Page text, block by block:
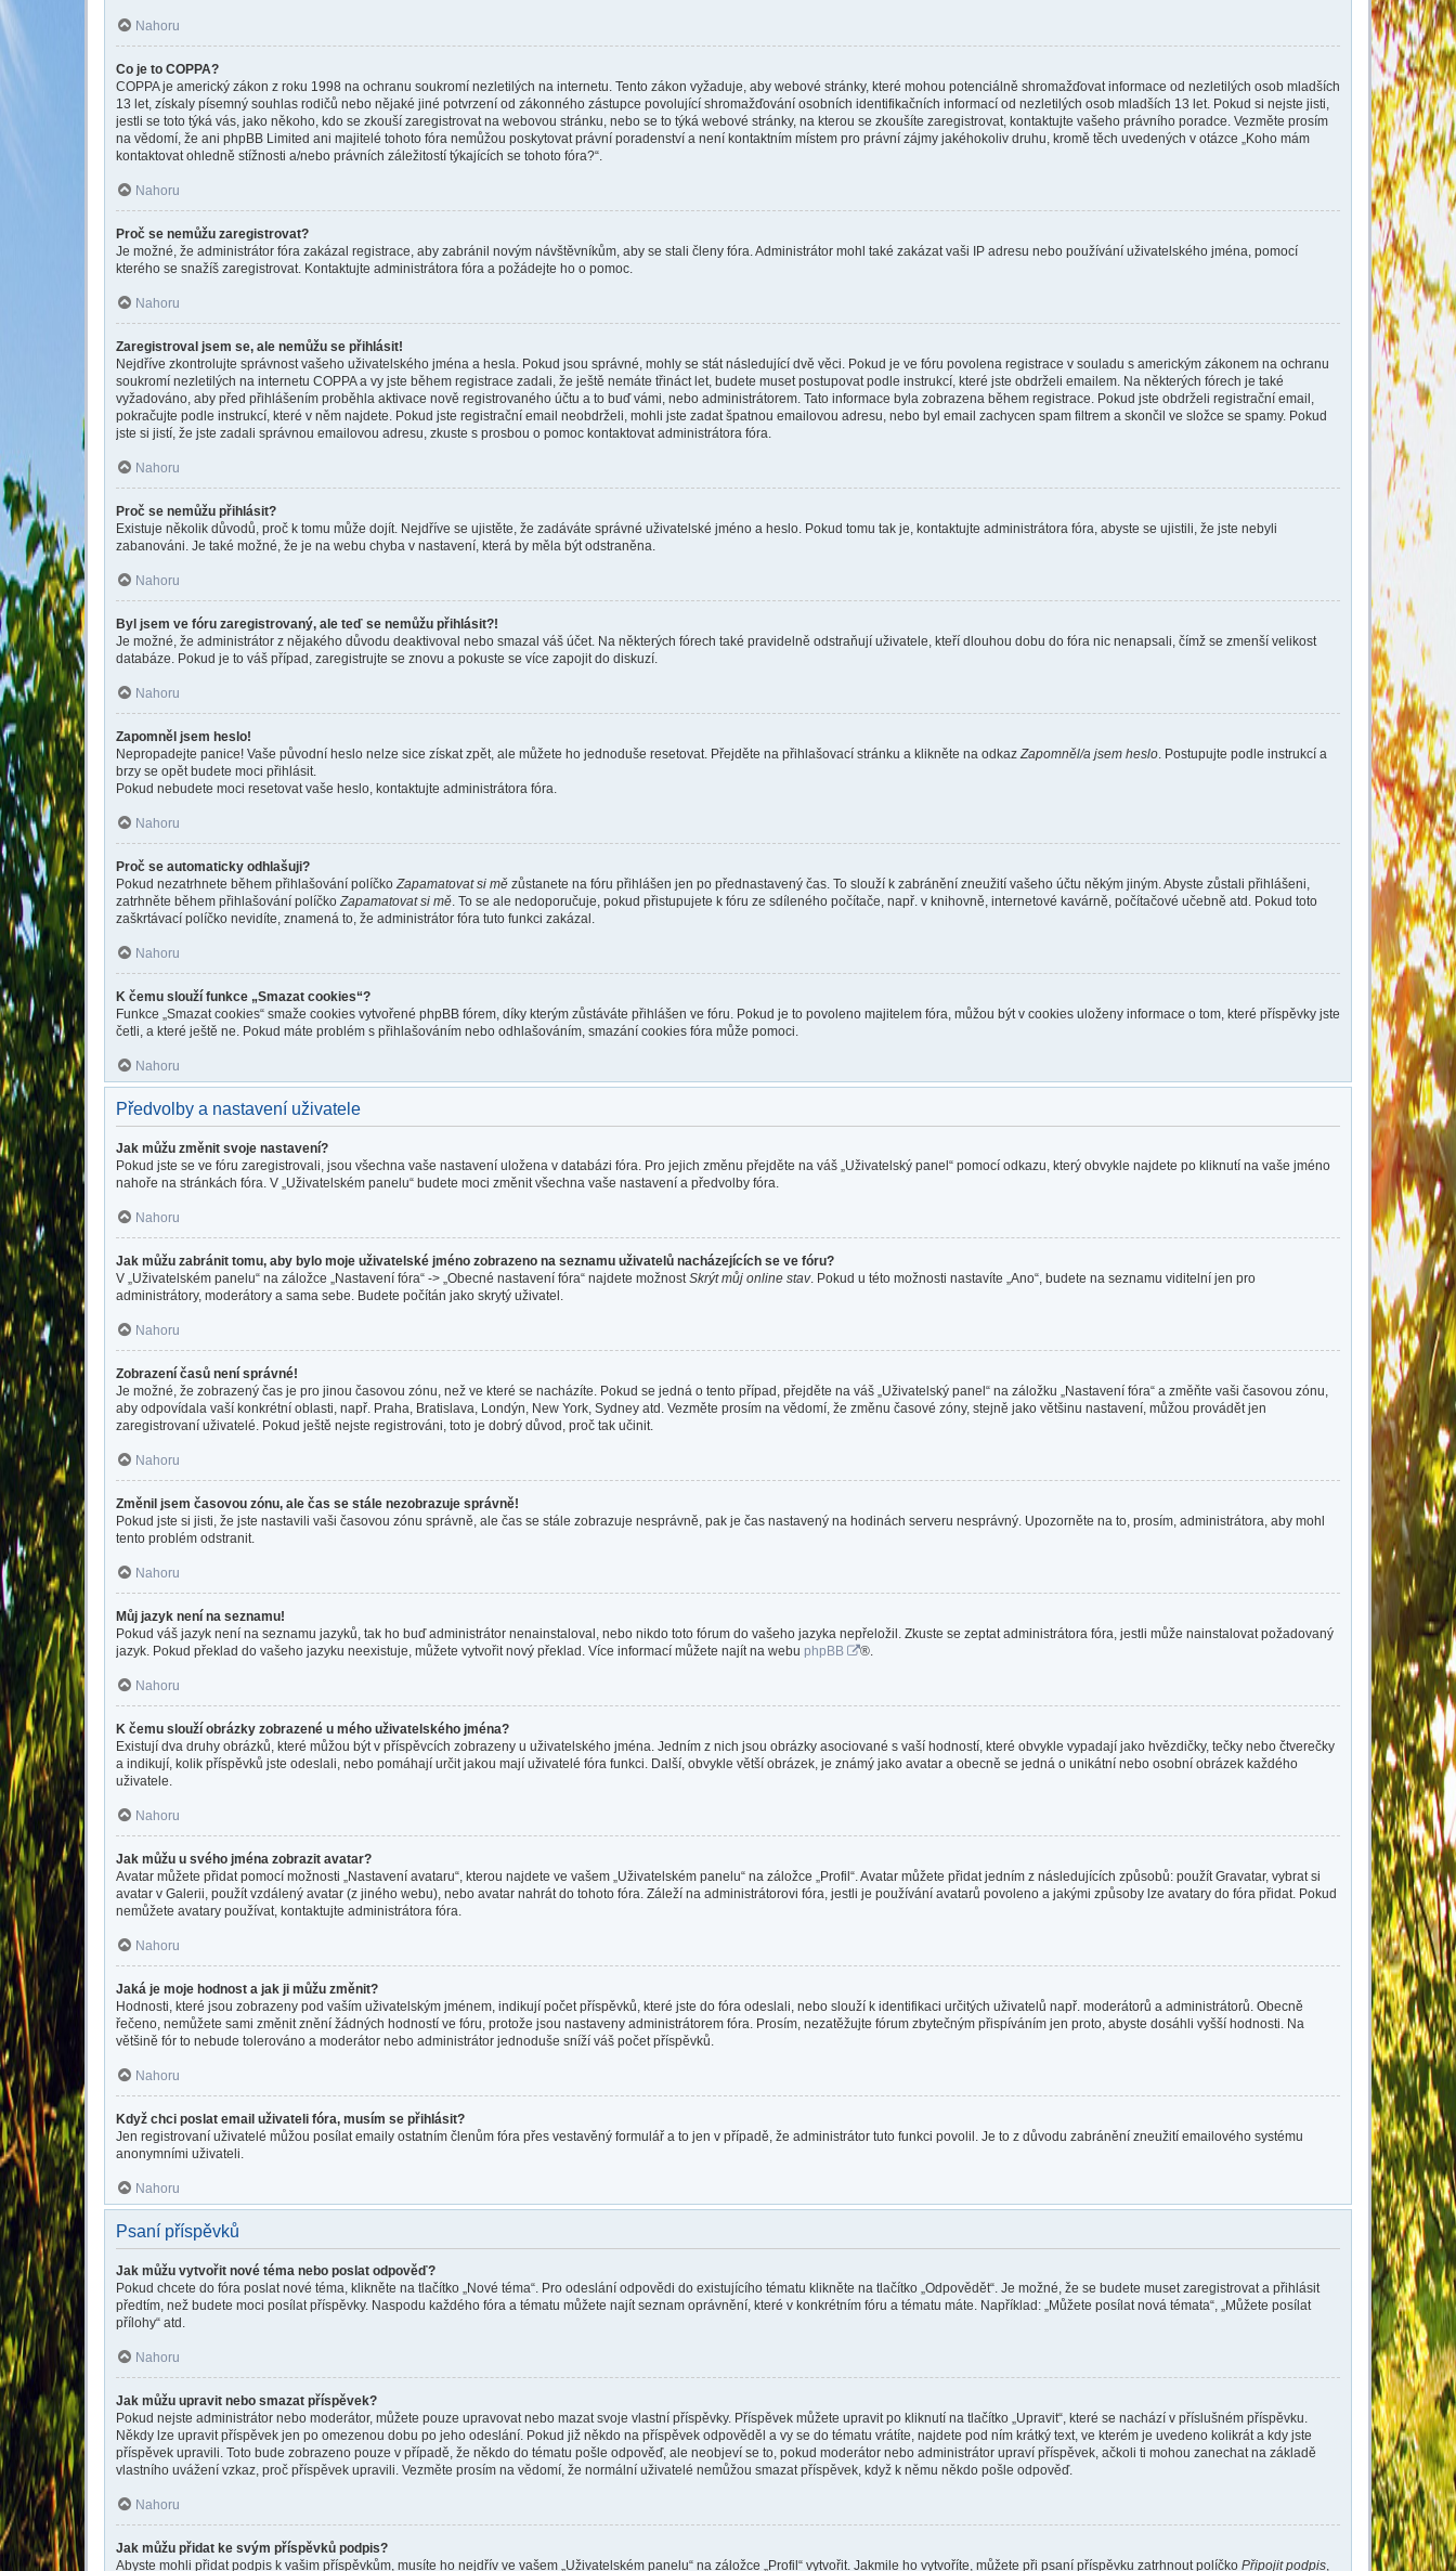
Nahoru
Co je to COPPA?
COPPA je americký zákon z roku 1998 na ochranu soukromí nezletilých na internetu. Tento zákon vyžaduje, aby webové stránky, které mohou potenciálně shromažďovat informace od nezletilých osob mladších
13 let, získaly písemný souhlas rodičů nebo nějaké jiné potvrzení od zákonného zástupce povolující shromažďování osobních identifikačních informací od nezletilých osob mladších 13 let. Pokud si nejste jisti,
jestli se toto týká vás, jako někoho, kdo se zkouší zaregistrovat na webovou stránku, nebo se to týká webové stránky, na kterou se zkoušíte zaregistrovat, kontaktujte vašeho právního poradce. Vezměte prosím
na vědomí, že ani phpBB Limited ani majitelé tohoto fóra nemůžou poskytovat právní poradenství a není kontaktním místem pro právní zájmy jakéhokoliv druhu, kromě těch uvedených v otázce „Koho mám
kontaktovat ohledně stížnosti a/nebo právních záležitostí týkajících se tohoto fóra?“.
Nahoru
Proč se nemůžu zaregistrovat?
Je možné, že administrátor fóra zakázal registrace, aby zabránil novým návštěvníkům, aby se stali členy fóra. Administrátor mohl také zakázat vaši IP adresu nebo používání uživatelského jména, pomocí
kterého se snažíš zaregistrovat. Kontaktujte administrátora fóra a požádejte ho o pomoc.
Nahoru
Zaregistroval jsem se, ale nemůžu se přihlásit!
Nejdříve zkontrolujte správnost vašeho uživatelského jména a hesla. Pokud jsou správné, mohly se stát následující dvě věci. Pokud je ve fóru povolena registrace v souladu s americkým zákonem na ochranu
soukromí nezletilých na internetu COPPA a vy jste během registrace zadali, že ještě nemáte třináct let, budete muset postupovat podle instrukcí, které jste obdrželi emailem. Na některých fórech je také
vyžadováno, aby před přihlášením proběhla aktivace nově registrovaného účtu a to buď vámi, nebo administrátorem. Tato informace byla zobrazena během registrace. Pokud jste obdrželi registrační email,
pokračujte podle instrukcí, které v něm najdete. Pokud jste registrační email neobdrželi, mohli jste zadat špatnou emailovou adresu, nebo byl email zachycen spam filtrem a skončil ve složce se spamy. Pokud
jste si jistí, že jste zadali správnou emailovou adresu, zkuste s prosbou o pomoc kontaktovat administrátora fóra.
Nahoru
Proč se nemůžu přihlásit?
Existuje několik důvodů, proč k tomu může dojít. Nejdříve se ujistěte, že zadáváte správné uživatelské jméno a heslo. Pokud tomu tak je, kontaktujte administrátora fóra, abyste se ujistili, že jste nebyli
zabanováni. Je také možné, že je na webu chyba v nastavení, která by měla být odstraněna.
Nahoru
Byl jsem ve fóru zaregistrovaný, ale teď se nemůžu přihlásit?!
Je možné, že administrátor z nějakého důvodu deaktivoval nebo smazal váš účet. Na některých fórech také pravidelně odstraňují uživatele, kteří dlouhou dobu do fóra nic nenapsali, čímž se zmenší velikost
databáze. Pokud je to váš případ, zaregistrujte se znovu a pokuste se více zapojit do diskuzí.
Nahoru
Zapomněl jsem heslo!
Nepropadejte panice! Vaše původní heslo nelze sice získat zpět, ale můžete ho jednoduše resetovat. Přejděte na přihlašovací stránku a klikněte na odkaz Zapomněl/a jsem heslo . Postupujte podle instrukcí a
brzy se opět budete moci přihlásit.
Pokud nebudete moci resetovat vaše heslo, kontaktujte administrátora fóra.
Nahoru
Proč se automaticky odhlašuji?
Pokud nezatrhnete během přihlašování políčko Zapamatovat si mě zůstanete na fóru přihlášen jen po přednastavený čas. To slouží k zabránění zneužití vašeho účtu někým jiným. Abyste zůstali přihlášeni,
zatrhněte během přihlašování políčko Zapamatovat si mě . To se ale nedoporučuje, pokud přistupujete k fóru ze sdíleného počítače, např. v knihovně, internetové kavárně, počítačové učebně atd. Pokud toto
zaškrtávací políčko nevidíte, znamená to, že administrátor fóra tuto funkci zakázal.
Nahoru
K čemu slouží funkce „Smazat cookies“?
Funkce „Smazat cookies“ smaže cookies vytvořené phpBB fórem, díky kterým zůstáváte přihlášen ve fóru. Pokud je to povoleno majitelem fóra, můžou být v cookies uloženy informace o tom, které příspěvky jste
četli, a které ještě ne. Pokud máte problém s přihlašováním nebo odhlašováním, smazání cookies fóra může pomoci.
Nahoru
Předvolby a nastavení uživatele
Jak můžu změnit svoje nastavení?
Pokud jste se ve fóru zaregistrovali, jsou všechna vaše nastavení uložena v databázi fóra. Pro jejich změnu přejděte na váš „Uživatelský panel“ pomocí odkazu, který obvykle najdete po kliknutí na vaše jméno
nahoře na stránkách fóra. V „Uživatelském panelu“ budete moci změnit všechna vaše nastavení a předvolby fóra.
Nahoru
Jak můžu zabránit tomu, aby bylo moje uživatelské jméno zobrazeno na seznamu uživatelů nacházejících se ve fóru?
V „Uživatelském panelu“ na záložce „Nastavení fóra“ -> „Obecné nastavení fóra“ najdete možnost Skrýt můj online stav. Pokud u této možnosti nastavíte „Ano“, budete na seznamu viditelní jen pro
administrátory, moderátory a sama sebe. Budete počítán jako skrytý uživatel.
Nahoru
Zobrazení časů není správné!
Je možné, že zobrazený čas je pro jinou časovou zónu, než ve které se nacházíte. Pokud se jedná o tento případ, přejděte na váš „Uživatelský panel“ na záložku „Nastavení fóra“ a změňte vaši časovou zónu,
aby odpovídala vaší konkrétní oblasti, např. Praha, Bratislava, Londýn, New York, Sydney atd. Vezměte prosím na vědomí, že změnu časové zóny, stejně jako většinu nastavení, můžou provádět jen
zaregistrovaní uživatelé. Pokud ještě nejste registrováni, toto je dobrý důvod, proč tak učinit.
Nahoru
Změnil jsem časovou zónu, ale čas se stále nezobrazuje správně!
Pokud jste si jisti, že jste nastavili vaši časovou zónu správně, ale čas se stále zobrazuje nesprávně, pak je čas nastavený na hodinách serveru nesprávný. Upozorněte na to, prosím, administrátora, aby mohl
tento problém odstranit.
Nahoru
Můj jazyk není na seznamu!
Pokud váš jazyk není na seznamu jazyků, tak ho buď administrátor nenainstaloval, nebo nikdo toto fórum do vašeho jazyka nepřeložil. Zkuste se zeptat administrátora fóra, jestli může nainstalovat požadovaný
jazyk. Pokud překlad do vašeho jazyku neexistuje, můžete vytvořit nový překlad. Více informací můžete najít na webu phpBB ®.
Nahoru
K čemu slouží obrázky zobrazené u mého uživatelského jména?
Existují dva druhy obrázků, které můžou být v příspěvcích zobrazeny u uživatelského jména. Jedním z nich jsou obrázky asociované s vaší hodností, které obvykle vypadají jako hvězdičky, tečky nebo čtverečky
a indikují, kolik příspěvků jste odeslali, nebo pomáhají určit jakou mají uživatelé fóra funkci. Další, obvykle větší obrázek, je známý jako avatar a obecně se jedná o unikátní nebo osobní obrázek každého
uživatele.
Nahoru
Jak můžu u svého jména zobrazit avatar?
Avatar můžete přidat pomocí možnosti „Nastavení avataru“, kterou najdete ve vašem „Uživatelském panelu“ na záložce „Profil“. Avatar můžete přidat jedním z následujících způsobů: použít Gravatar, vybrat si
avatar v Galerii, použít vzdálený avatar (z jiného webu), nebo avatar nahrát do tohoto fóra. Záleží na administrátorovi fóra, jestli je používání avatarů povoleno a jakými způsoby lze avatary do fóra přidat. Pokud
nemůžete avatary používat, kontaktujte administrátora fóra.
Nahoru
Jaká je moje hodnost a jak ji můžu změnit?
Hodnosti, které jsou zobrazeny pod vaším uživatelským jménem, indikují počet příspěvků, které jste do fóra odeslali, nebo slouží k identifikaci určitých uživatelů např. moderátorů a administrátorů. Obecně
řečeno, nemůžete sami změnit znění žádných hodností ve fóru, protože jsou nastaveny administrátorem fóra. Prosím, nezatěžujte fórum zbytečným přispíváním jen proto, abyste dosáhli vyšší hodnosti. Na
většině fór to nebude tolerováno a moderátor nebo administrátor jednoduše sníží váš počet příspěvků.
Nahoru
Když chci poslat email uživateli fóra, musím se přihlásit?
Jen registrovaní uživatelé můžou posílat emaily ostatním členům fóra přes vestavěný formulář a to jen v případě, že administrátor tuto funkci povolil. Je to z důvodu zabránění zneužití emailového systému
anonymními uživateli.
Nahoru
Psaní příspěvků
Jak můžu vytvořit nové téma nebo poslat odpověď?
Pokud chcete do fóra poslat nové téma, klikněte na tlačítko „Nové téma“. Pro odeslání odpovědi do existujícího tématu klikněte na tlačítko „Odpovědět“. Je možné, že se budete muset zaregistrovat a přihlásit
předtím, než budete moci posílat příspěvky. Naspodu každého fóra a tématu můžete najít seznam oprávnění, které v konkrétním fóru a tématu máte. Například: „Můžete posílat nová témata“, „Můžete posílat
přílohy“ atd.
Nahoru
Jak můžu upravit nebo smazat příspěvek?
Pokud nejste administrátor nebo moderátor, můžete pouze upravovat nebo mazat svoje vlastní příspěvky. Příspěvek můžete upravit po kliknutí na tlačítko „Upravit“, které se nachází v příslušném příspěvku.
Někdy lze upravit příspěvek jen po omezenou dobu po jeho odeslání. Pokud již někdo na příspěvek odpověděl a vy se do tématu vrátíte, najdete pod ním krátký text, ve kterém je uvedeno kolikrát a kdy jste
příspěvek upravili. Toto bude zobrazeno pouze v případě, že někdo do tématu pošle odpověď, ale neobjeví se to, pokud moderátor nebo administrátor upraví příspěvek, ačkoli ti mohou zanechat na základě
vlastního uvážení vzkaz, proč příspěvek upravili. Vezměte prosím na vědomí, že normální uživatelé nemůžou smazat příspěvek, když k němu někdo pošle odpověď.
Nahoru
Jak můžu přidat ke svým příspěvků podpis?
Abyste mohli přidat podpis k vašim příspěvkům, musíte ho nejdřív ve vašem „Uživatelském panelu“ na záložce „Profil“ vytvořit. Jakmile ho vytvoříte, můžete při psaní příspěvku zatrhnout políčko Připojit podpis,